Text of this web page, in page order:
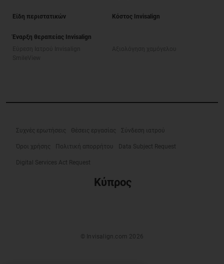
Είδη περιστατικών Κόστος Invisalign
Έναρξη θεραπείας Invisalign
Συχνές ερωτήσεις Θέσεις εργασίας Σύνδεση ιατρού
Όροι χρήσης Πολιτική απορρήτου Data Subject Request
Digital Services Act Request
Κύπρος
© Invisalign.com 2026